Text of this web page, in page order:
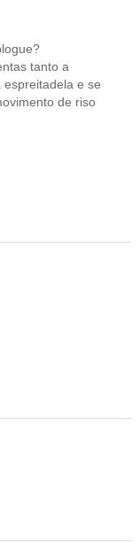
tanto a
e se
de riso